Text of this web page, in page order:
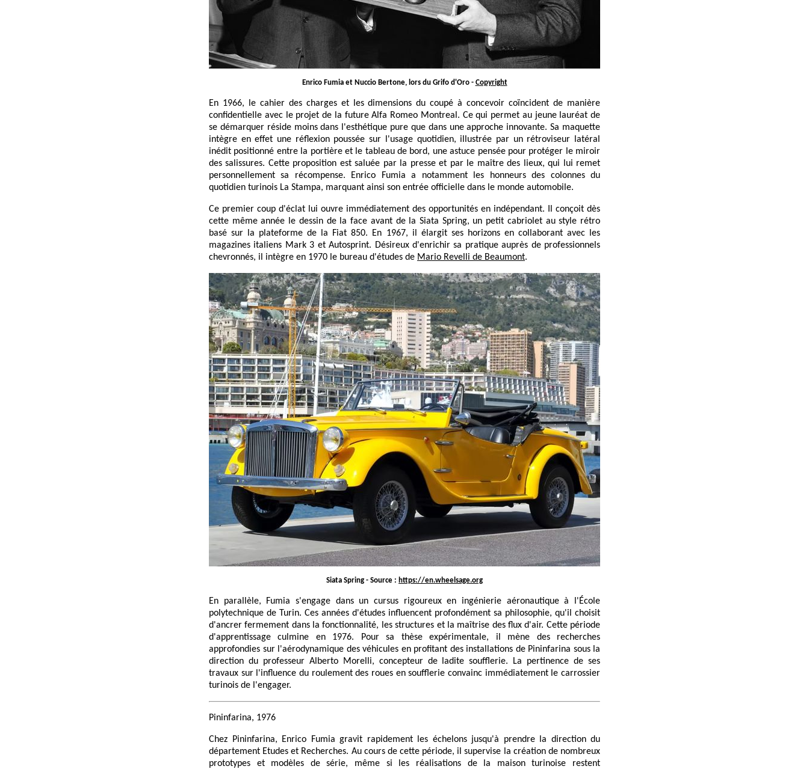
Enrico Fumia et Nuccio Bertone, lors du Grifo d'Oro - Copyright
En 1966, le cahier des charges et les dimensions du coupé à concevoir coïncident de manière
confidentielle avec le projet de la future Alfa Romeo Montreal. Ce qui permet au jeune lauréat de
se démarquer réside moins dans l'esthétique pure que dans une approche innovante. Sa maquette
intègre en effet une réflexion poussée sur l'usage quotidien, illustrée par un rétroviseur latéral
inédit positionné entre la portière et le tableau de bord, une astuce pensée pour protéger le miroir
des salissures. Cette proposition est saluée par la presse et par le maître des lieux, qui lui remet
personnellement sa récompense. Enrico Fumia a notamment les honneurs des colonnes du
quotidien turinois La Stampa, marquant ainsi son entrée officielle dans le monde automobile.
Ce premier coup d'éclat lui ouvre immédiatement des opportunités en indépendant. Il conçoit dès
cette même année le dessin de la face avant de la Siata Spring, un petit cabriolet au style rétro
basé sur la plateforme de la Fiat 850. En 1967, il élargit ses horizons en collaborant avec les
magazines italiens Mark 3 et Autosprint. Désireux d'enrichir sa pratique auprès de professionnels
chevronnés, il intègre en 1970 le bureau d'études de Mario Revelli de Beaumont.
Siata Spring - Source : https://en.wheelsage.org
En parallèle, Fumia s'engage dans un cursus rigoureux en ingénierie aéronautique à l'École
polytechnique de Turin. Ces années d'études influencent profondément sa philosophie, qu'il choisit
d'ancrer fermement dans la fonctionnalité, les structures et la maîtrise des flux d'air. Cette période
d'apprentissage culmine en 1976. Pour sa thèse expérimentale, il mène des recherches
approfondies sur l'aérodynamique des véhicules en profitant des installations de Pininfarina sous la
direction du professeur Alberto Morelli, concepteur de ladite soufflerie. La pertinence de ses
travaux sur l'influence du roulement des roues en soufflerie convainc immédiatement le carrossier
turinois de l'engager.
Pininfarina, 1976
Chez Pininfarina, Enrico Fumia gravit rapidement les échelons jusqu'à prendre la direction du
département Etudes et Recherches. Au cours de cette période, il supervise la création de nombreux
prototypes et modèles de série, même si les réalisations de la maison turinoise restent